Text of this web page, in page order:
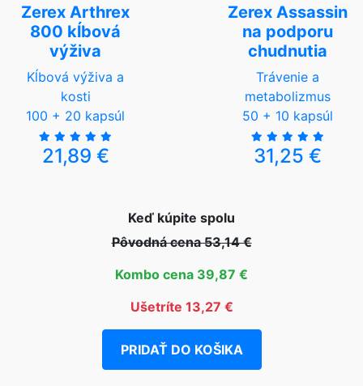
Zerex Arthrex
800 kĺbová
výživa
Kĺbová výživa a
kosti
100 + 20 kapsúl
21,89 €
Zerex Assassin
na podporu
chudnutia
Trávenie a
metabolizmus
50 + 10 kapsúl
31,25 €
Keď kúpite spolu
Pôvodná cena 53,14 €
Kombo cena 39,87 €
Ušetríte 13,27 €
PRIDAŤ DO KOŠIKA